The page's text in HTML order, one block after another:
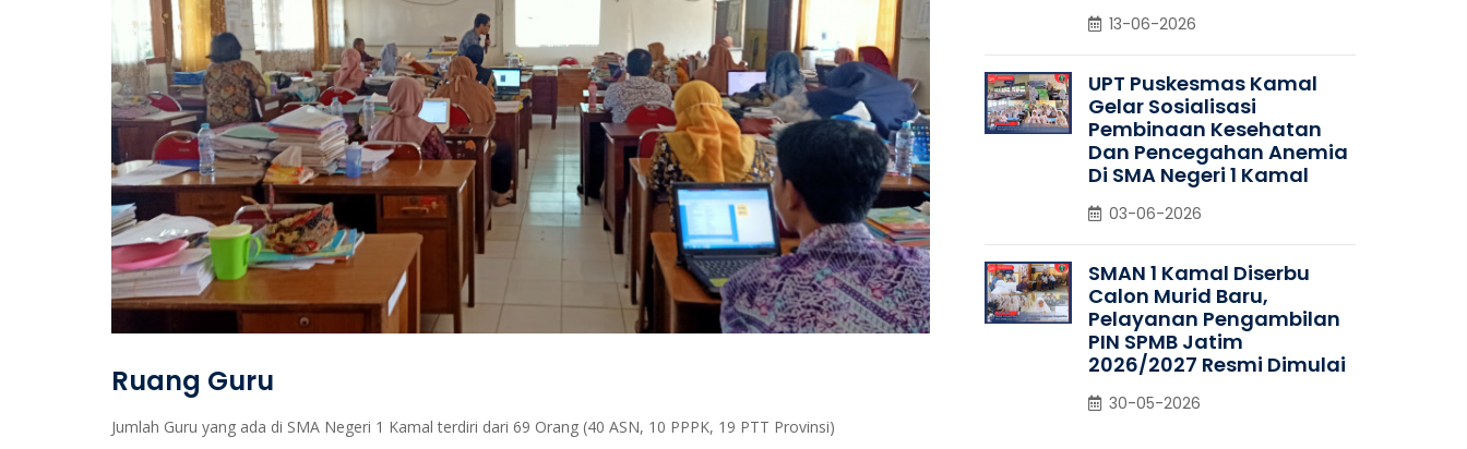
Ruang Guru
Jumlah Guru yang ada di SMA Negeri 1 Kamal terdiri dari 69 Orang (40 ASN, 10 PPPK, 19 PTT Provinsi)
13-06-2026
UPT Puskesmas Kamal
Gelar Sosialisasi
Pembinaan Kesehatan
Dan Pencegahan Anemia
Di SMA Negeri 1 Kamal
03-06-2026
SMAN 1 Kamal Diserbu
Calon Murid Baru,
Pelayanan Pengambilan
PIN SPMB Jatim
2026/2027 Resmi Dimulai
30-05-2026